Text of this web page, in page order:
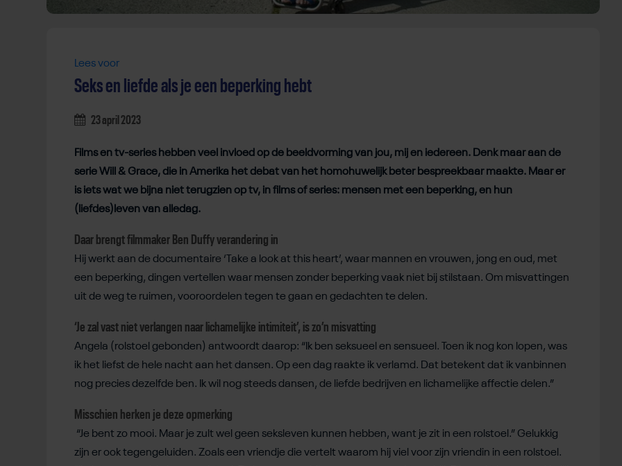
Lees voor
Seks en liefde als je een beperking hebt
23 april 2023
Films en tv-series hebben veel invloed op de beeldvorming van jou, mij en iedereen. Denk maar aan de
serie Will & Grace, die in Amerika het debat van het homohuwelijk beter bespreekbaar maakte. Maar er
is iets wat we bijna niet terugzien op tv, in films of series: mensen met een beperking, en hun
(liefdes)leven van alledag.
Daar brengt filmmaker Ben Duffy verandering in
Hij werkt aan de documentaire ‘Take a look at this heart’, waar mannen en vrouwen, jong en oud, met
een beperking, dingen vertellen waar mensen zonder beperking vaak niet bij stilstaan. Om misvattingen
uit de weg te ruimen, vooroordelen tegen te gaan en gedachten te delen.
‘Je zal vast niet verlangen naar lichamelijke intimiteit’, is zo’n misvatting
Angela (rolstoel gebonden) antwoordt daarop: “Ik ben seksueel en sensueel. Toen ik nog kon lopen, was
ik het liefst de hele nacht aan het dansen. Op een dag raakte ik verlamd. Dat betekent dat ik vanbinnen
nog precies dezelfde ben. Ik wil nog steeds dansen, de liefde bedrijven en lichamelijke affectie delen.”
Misschien herken je deze opmerking
“Je bent zo mooi. Maar je zult wel geen seksleven kunnen hebben, want je zit in een rolstoel.” Gelukkig
zijn er ook tegengeluiden. Zoals een vriendje die vertelt waarom hij viel voor zijn vriendin in een rolstoel.